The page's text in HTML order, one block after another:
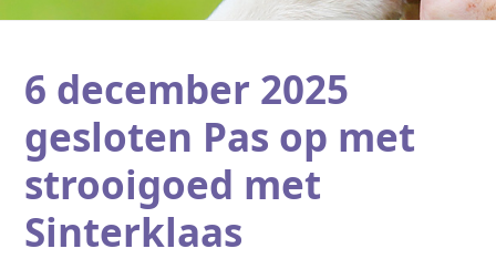
6 december 2025
gesloten Pas op met
strooigoed met
Sinterklaas